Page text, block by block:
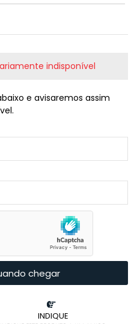
INDIQUE
indisponível
e avisaremos assim
chegar